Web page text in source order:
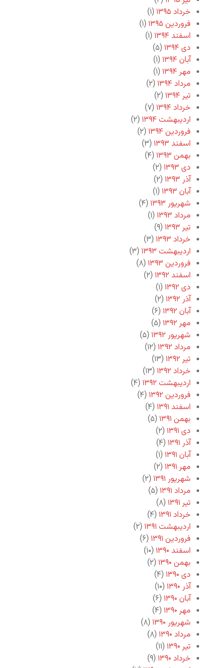
خرداد ۱۳۹۵
(۱)
فروردین ۱۳۹۵
(۱)
اسفند ۱۳۹۴
(۱)
دی ۱۳۹۴
(۵)
آبان ۱۳۹۴
(۱)
مهر ۱۳۹۴
(۱)
مرداد ۱۳۹۴
(۲)
تیر ۱۳۹۴
(۲)
خرداد ۱۳۹۴
(۷)
اردیبهشت ۱۳۹۴
(۲)
فروردین ۱۳۹۴
(۲)
اسفند ۱۳۹۳
(۳)
بهمن ۱۳۹۳
(۴)
دی ۱۳۹۳
(۲)
آذر ۱۳۹۳
(۲)
آبان ۱۳۹۳
(۱)
شهریور ۱۳۹۳
(۴)
مرداد ۱۳۹۳
(۱)
تیر ۱۳۹۳
(۹)
خرداد ۱۳۹۳
(۳)
اردیبهشت ۱۳۹۳
(۳)
فروردین ۱۳۹۳
(۸)
اسفند ۱۳۹۲
(۲)
دی ۱۳۹۲
(۱)
آذر ۱۳۹۲
(۲)
آبان ۱۳۹۲
(۶)
مهر ۱۳۹۲
(۵)
شهریور ۱۳۹۲
(۵)
مرداد ۱۳۹۲
(۱۲)
تیر ۱۳۹۲
(۱۳)
خرداد ۱۳۹۲
(۱۳)
اردیبهشت ۱۳۹۲
(۴)
فروردین ۱۳۹۲
(۴)
اسفند ۱۳۹۱
(۴)
بهمن ۱۳۹۱
(۵)
دی ۱۳۹۱
(۲)
آذر ۱۳۹۱
(۴)
آبان ۱۳۹۱
(۱)
مهر ۱۳۹۱
(۲)
شهریور ۱۳۹۱
(۲)
مرداد ۱۳۹۱
(۵)
تیر ۱۳۹۱
(۸)
خرداد ۱۳۹۱
(۴)
اردیبهشت ۱۳۹۱
(۲)
فروردین ۱۳۹۱
(۶)
اسفند ۱۳۹۰
(۱۰)
بهمن ۱۳۹۰
(۲)
دی ۱۳۹۰
(۴)
آذر ۱۳۹۰
(۱۰)
آبان ۱۳۹۰
(۶)
مهر ۱۳۹۰
(۴)
شهریور ۱۳۹۰
(۸)
مرداد ۱۳۹۰
(۸)
تیر ۱۳۹۰
(۱۱)
خرداد ۱۳۹۰
(۹)